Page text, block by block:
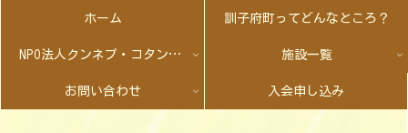
ホーム 訓子府町ってどんなところ？
NPO法人クンネプ・コタンとは 施設一覧
お問い合わせ 入会申し込み